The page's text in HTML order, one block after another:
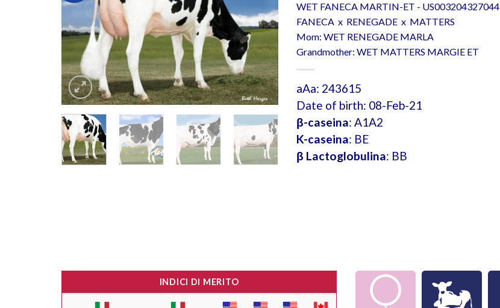
WET FANECA MARTIN-ET - US003204327044
FANECA x RENEGADE x MATTERS
Mom: WET RENEGADE MARLA
Grandmother: WET MATTERS MARGIE ET
aAa: 243615
Date of birth: 08-Feb-21
β-caseina: A1A2
K-caseina: BE
β Lactoglobulina: BB
INDICI DI MERITO